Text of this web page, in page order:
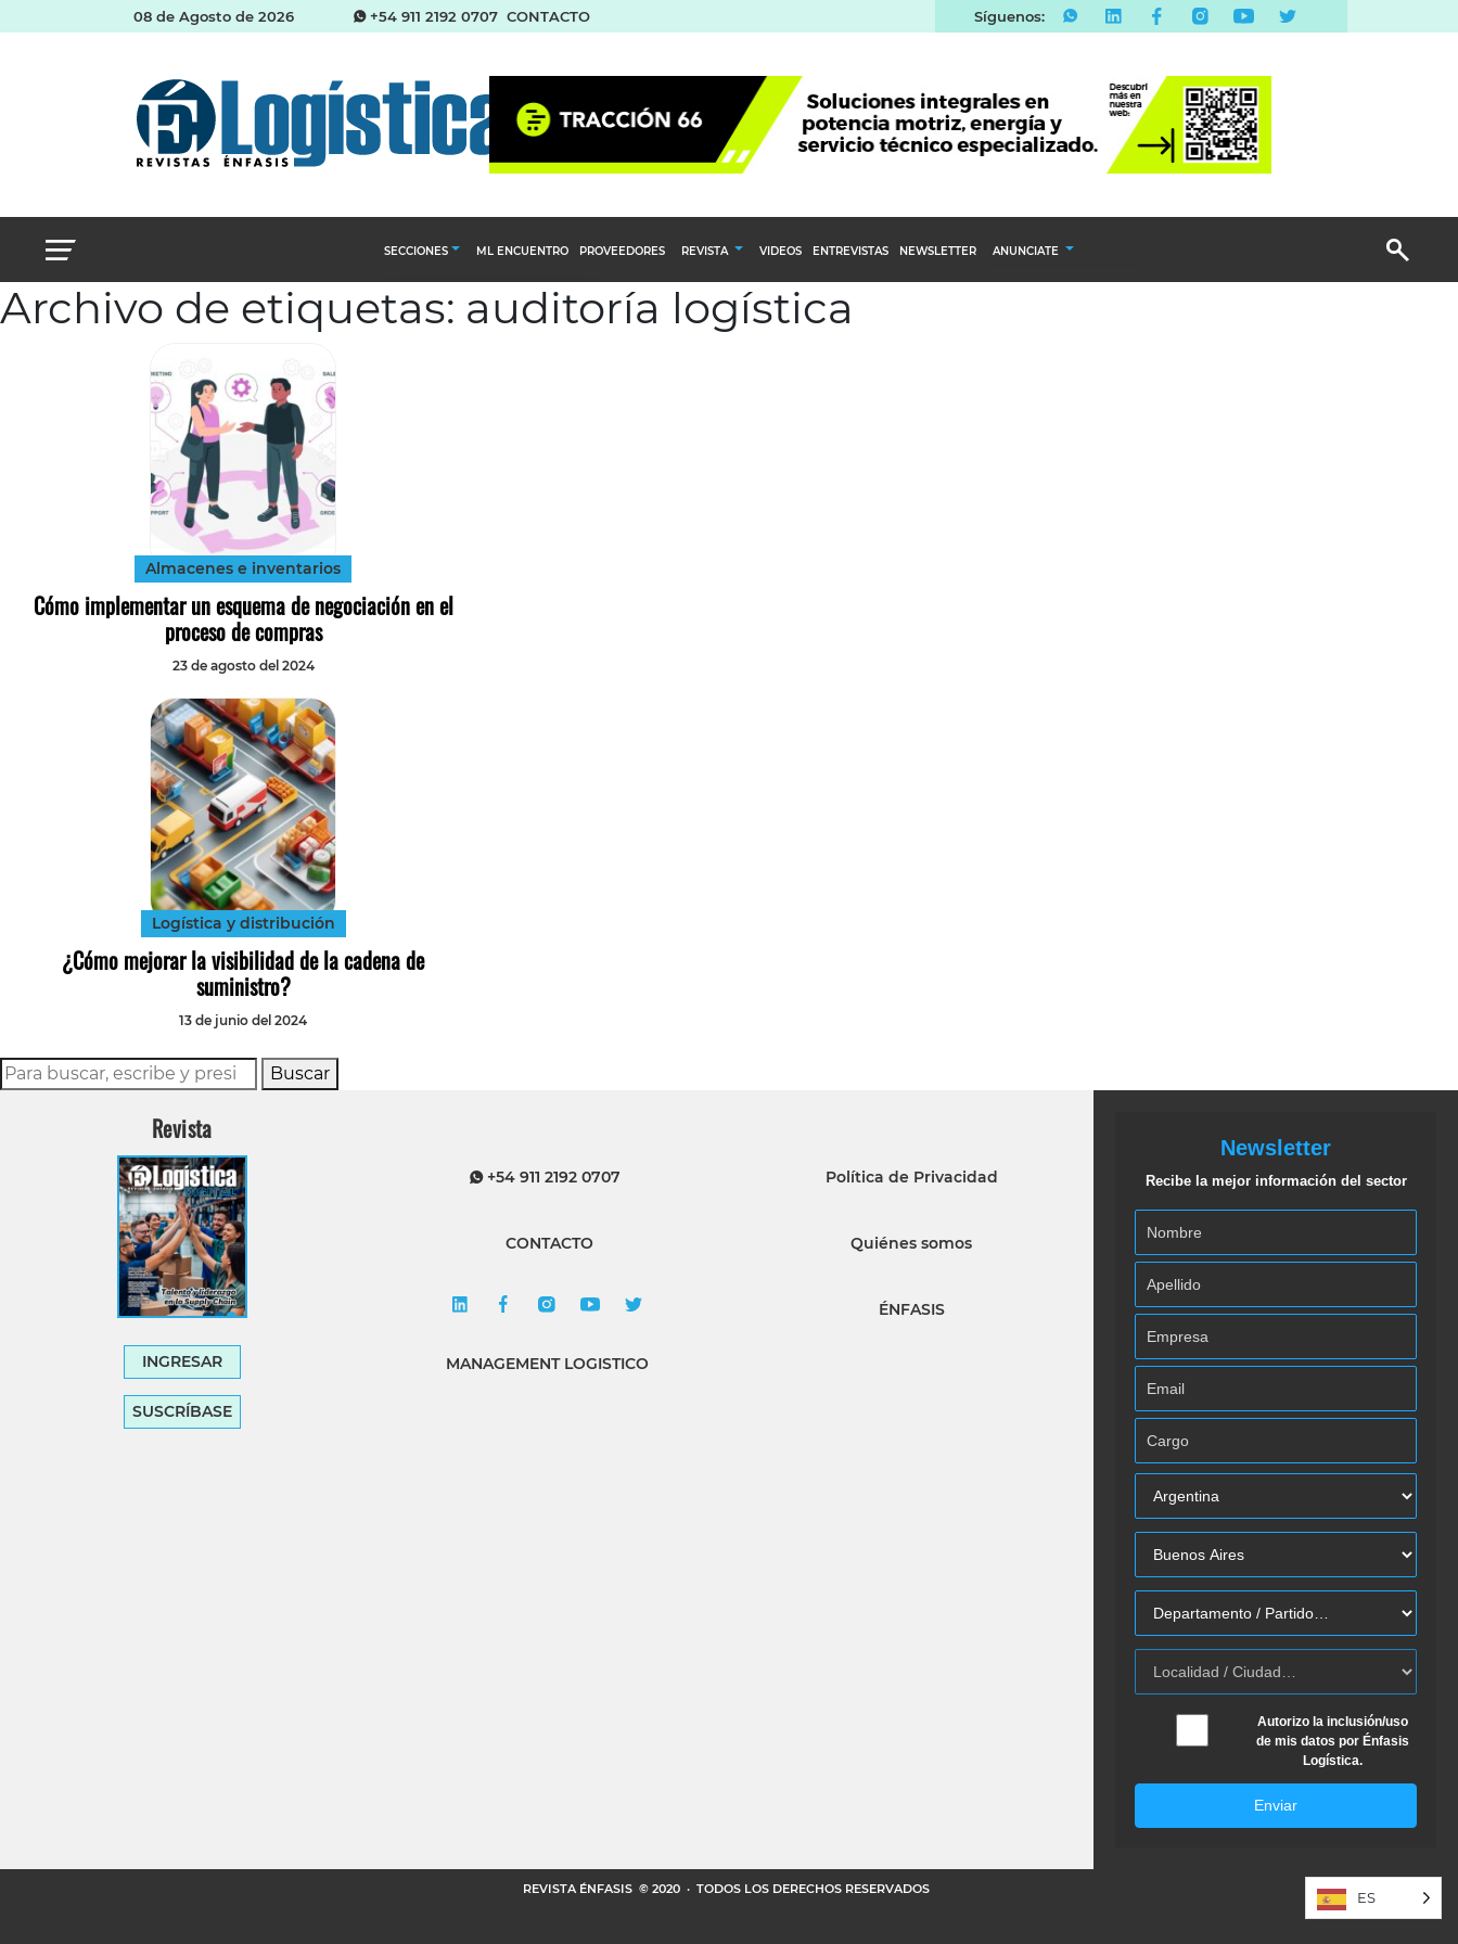
08 de Agosto de 2026 +54 911 2192 0707 CONTACTO Síguenos:
SECCIONES
Abastecimiento y compras
ML ENCUENTRO PROVEEDORES REVISTA
Calendario Editorial
Ediciones Anteriores
VIDEOS ENTREVISTAS NEWSLETTER ANUNCIATE
Archivo de etiquetas: auditoría logística
Almacenes e inventarios
Cómo implementar un esquema de negociación en el
proceso de compras
23 de agosto del 2024
Logística y distribución
¿Cómo mejorar la visibilidad de la cadena de
suministro?
13 de junio del 2024
Buscar
Revista
INGRESAR
SUSCRÍBASE
+54 911 2192 0707
CONTACTO
MANAGEMENT LOGISTICO
Política de Privacidad
Quiénes somos
ÉNFASIS
Newsletter
Recibe la mejor información del sector
Autorizo la inclusión/uso
de mis datos por Énfasis
Logística.
Enviar
REVISTA ÉNFASIS © 2020 · TODOS LOS DERECHOS RESERVADOS ES